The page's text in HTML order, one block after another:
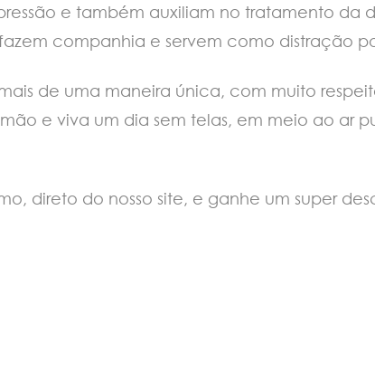
e também auxiliam no tratamento da
companhia e servem como distração
de uma maneira única, com muito
e viva um dia sem telas, em meio ao ar
direto do nosso site, e ganhe um super